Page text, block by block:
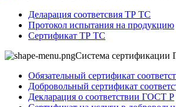
Деларация соответсвия ТР ТС
Протокол испытания на продукцию
Сертификат ТР ТС
Система
Обязательный сертификат
Добровольный сертификат
Декларация о соответствии ГОСТ Р